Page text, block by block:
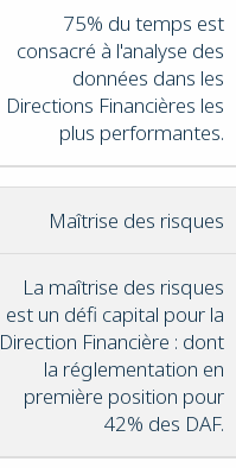
75% du temps est
consacré à l'analyse des
données dans les
Directions Financières les
plus performantes.
Maîtrise des risques
La maîtrise des risques
est un défi capital pour la
Direction Financière : dont
la réglementation en
première position pour
42% des DAF.